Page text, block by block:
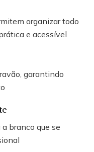
organizar todo
e acessível
garantindo
branco que se